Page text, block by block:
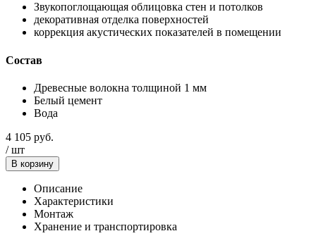
Звукопоглощающая облицовка стен и потолков
декоративная отделка поверхностей
коррекция акустических показателей в помещении
Состав
Древесные волокна толщиной 1 мм
Белый цемент
Вода
4 105 руб.
/шт
В корзину
Описание
Характеристики
Монтаж
Хранение и транспортировка